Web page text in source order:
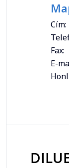
Cím:
Fax:
E-